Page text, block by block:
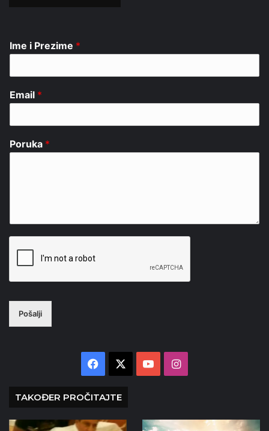
Ime i Prezime *
Email *
Poruka *
Pošalji
Facebook YouTubeInstagram
TAKOĐER PROČITAJTE